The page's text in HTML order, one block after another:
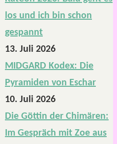
los und ich bin schon
gespannt
13. Juli 2026
MIDGARD Kodex: Die
Pyramiden von Eschar
10. Juli 2026
Die Göttin der Chimären:
Im Gespräch mit Zoe aus